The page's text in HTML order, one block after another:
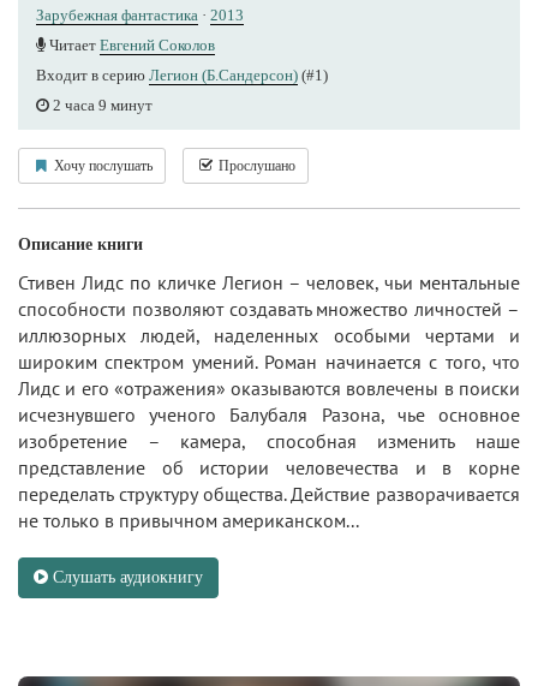
Зарубежная фантастика · 2013
Читает Евгений Соколов
Входит в серию Легион (Б.Сандерсон) (#1)
2 часа 9 минут
Хочу послушать Прослушано
Описание книги
Стивен Лидс по кличке Легион – человек, чьи ментальные
способности позволяют создавать множество личностей –
иллюзорных людей, наделенных особыми чертами и
широким спектром умений. Роман начинается с того, что
Лидс и его «отражения» оказываются вовлечены в поиски
исчезнувшего ученого Балубаля Разона, чье основное
изобретение – камера, способная изменить наше
представление об истории человечества и в корне
переделать структуру общества. Действие разворачивается
не только в привычном американском...
Слушать аудиокнигу